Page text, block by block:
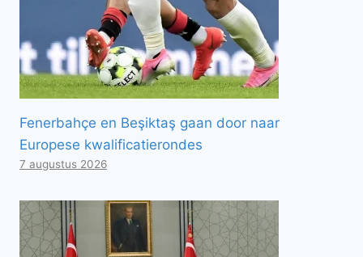
Fenerbahçe en Beşiktaş gaan door naar
Europese kwalificatierondes
7 augustus 2026